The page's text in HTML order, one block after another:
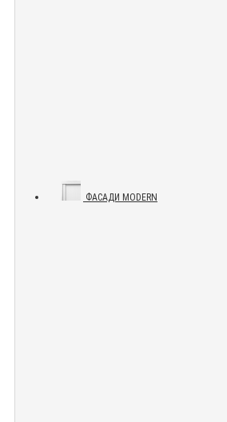
ФАСАДИ MODERN